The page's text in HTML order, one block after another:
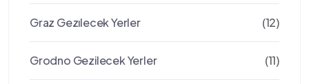
Graz Gezılecek Yerler (12)
Grodno Gezilecek Yerler (11)